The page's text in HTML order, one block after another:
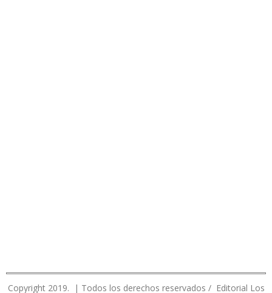
Copyright 2019. | Todos los derechos reservados / Editorial Los